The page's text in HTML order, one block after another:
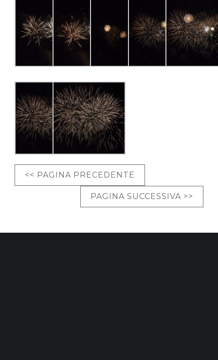
<< PAGINA PRECEDENTE
PAGINA SUCCESSIVA >>